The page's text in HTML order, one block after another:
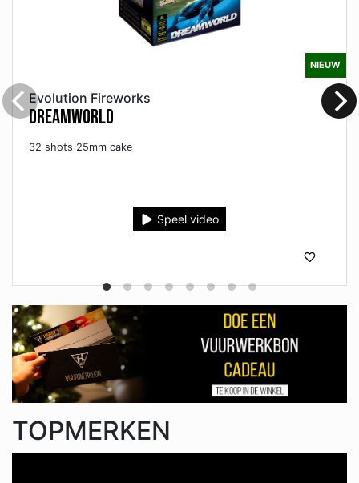
NIEUW
Evolution Fireworks
Dreamworld
32 shots 25mm cake
Speel video
TOPMERKEN